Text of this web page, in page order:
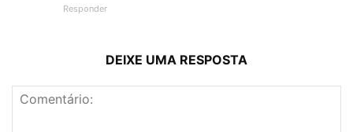
Responder
DEIXE UMA RESPOSTA